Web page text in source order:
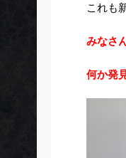
これも
みなさ
何か発